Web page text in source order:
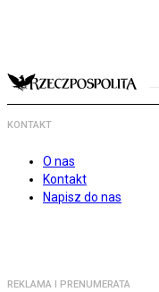
KONTAKT
O nas
Kontakt
Napisz do nas
REKLAMA I PRENUMERATA